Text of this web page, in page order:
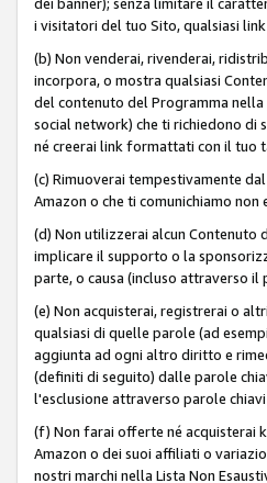
i visitatori del tuo Sito, qualsiasi
(b) Non venderai, rivenderai,
incorpora, o mostra qualsiasi
del contenuto del Programma
social network) che ti richiedono di
né creerai link formattati con il tuo
(c) Rimuoverai tempestivamente
Amazon o che ti comunichiamo
(d) Non utilizzerai alcun Contenuto
implicare il supporto o la
parte, o causa (incluso attraverso
(e) Non acquisterai, registrerai o
qualsiasi di quelle parole (ad
aggiunta ad ogni altro diritto e
(definiti di seguito) dalle parole
l'esclusione attraverso parole
(f) Non farai offerte né acquisterai
Amazon o dei suoi affiliati o
nostri marchi nella Lista Non